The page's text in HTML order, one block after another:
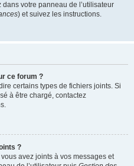
votre panneau de l’utilisateur
) et suivez les instructions.
ce forum ?
certains types de fichiers joints. Si
à être chargé, contactez
?
avez joints à vos messages et